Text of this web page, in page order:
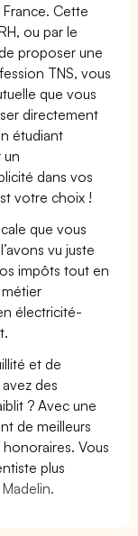
Cette
ou par le
proposer une
TNS, vous
que vous
directement
étudiant
un
dans vos
votre choix !
que vous
vu juste
impôts tout en
électricité-
et de
des
? Avec une
de meilleurs
Vous
plus